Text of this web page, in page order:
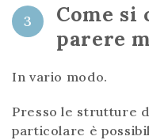
3
Come si
parere
In vario modo.
Presso le strutture
particolare è